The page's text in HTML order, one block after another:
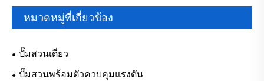
หมวดหมู่ที่เกี่ยวข้อง
ปั๊มสวนเดี่ยว
ปั๊มสวนพร้อมตัวควบคุมแรงดัน